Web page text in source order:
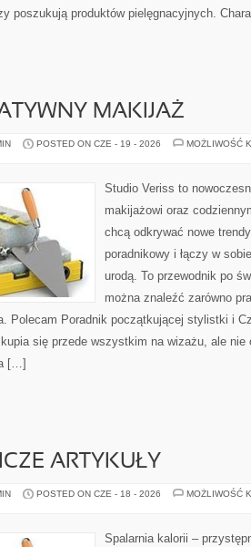
poszukują produktów pielęgnacyjnych.
MAKIJAŻ
POSTED ON CZE - 19 - 2026
MOŻLIWOŚĆ
Studio Veriss to
makijażowi oraz
chcą odkrywać nowe
poradnikowy i łączy w
urodą. To przewodnik po
można znaleźć zarówno
Polecam Poradnik początkującej stylistki i
się przede wszystkim na wizażu, ale nie
[…]
ARTYKUŁY
POSTED ON CZE - 18 - 2026
MOŻLIWOŚĆ
Spalarnia kalorii –